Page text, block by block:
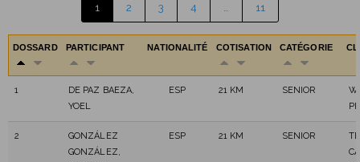
1 2 3 4 11
DOSSARD PARTICIPANT NATIONALITÉ COTISATION CATÉGORIE
1
DE PAZ BAEZA,
YOEL
ESP 21 KM SENIOR
2
GONZÁLEZ
GONZÁLEZ,
ESP 21 KM SENIOR